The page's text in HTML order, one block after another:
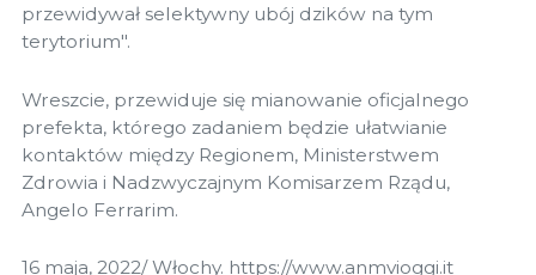
przewidywał selektywny ubój dzików na tym
terytorium".
Wreszcie, przewiduje się mianowanie oficjalnego
prefekta, którego zadaniem będzie ułatwianie
kontaktów między Regionem, Ministerstwem
Zdrowia i Nadzwyczajnym Komisarzem Rządu,
Angelo Ferrarim.
16 maja, 2022/ Włochy. https://www.anmvioggi.it